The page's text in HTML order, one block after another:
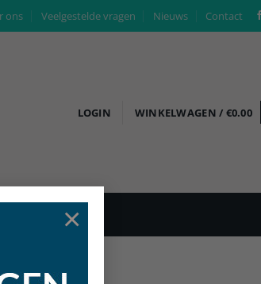
×
ons Veelgestelde vragen Nieuws Contact
LOGIN WINKELWAGEN / €0.00